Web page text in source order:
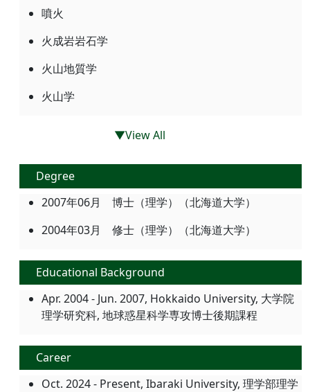
噴火
火成岩岩石学
火山地質学
火山学
▼View All
Degree
2007年06月 博士（理学）（北海道大学）
2004年03月 修士（理学）（北海道大学）
Educational Background
Apr. 2004 - Jun. 2007, Hokkaido University, 大学院
理学研究科, 地球惑星科学専攻博士後期課程
Career
Oct. 2024 - Present, Ibaraki University, 理学部理学